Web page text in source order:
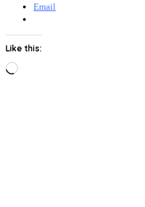
Email
Like this:
Loading…